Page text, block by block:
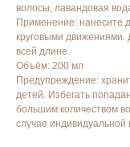
волосы, лавандовая
Применение: нанесите
круговыми движениями.
всей длине.
Объём: 200 мл
Предупреждение:
детей. Избегать
большим количеством
случае индивидуальной
Kontaktlar
Maxfiylik siyosati
Ro'yxatdan o'tish
To‘lov va yetkazib berish
Ommaviy oferta